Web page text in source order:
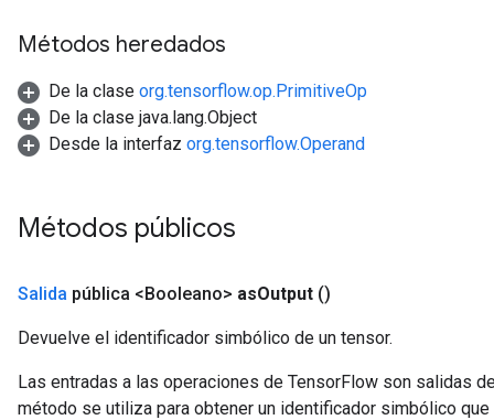
Métodos heredados
De la clase org.tensorflow.op.PrimitiveOp
De la clase java.lang.Object
Desde la interfaz org.tensorflow.Operand
Métodos públicos
Salida pública <Booleano> asOutput ()
Devuelve el identificador simbólico de un tensor.
Las entradas a las operaciones de TensorFlow son salidas
método se utiliza para obtener un identificador simbólico